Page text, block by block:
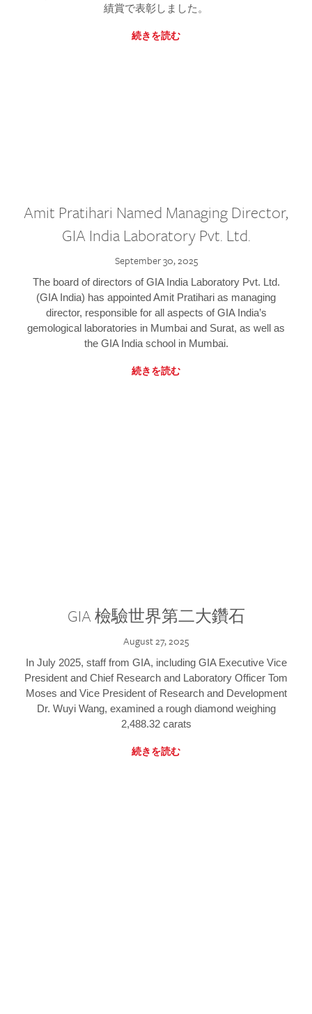
績賞で表彰しました。
続きを読む
Amit Pratihari Named Managing Director,
GIA India Laboratory Pvt. Ltd.
September 30, 2025
The board of directors of GIA India Laboratory Pvt. Ltd.
(GIA India) has appointed Amit Pratihari as managing
director, responsible for all aspects of GIA India’s
gemological laboratories in Mumbai and Surat, as well as
the GIA India school in Mumbai.
続きを読む
GIA 檢驗世界第二大鑽石
August 27, 2025
In July 2025, staff from GIA, including GIA Executive Vice
President and Chief Research and Laboratory Officer Tom
Moses and Vice President of Research and Development
Dr. Wuyi Wang, examined a rough diamond weighing
2,488.32 carats
続きを読む